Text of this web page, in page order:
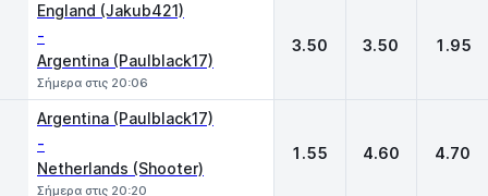
England (Jakub421)
-
Argentina (Paulblack17)
Σήμερα στις 20:06
3.50 3.50 1.95
Argentina (Paulblack17)
-
Netherlands (Shooter)
Σήμερα στις 20:20
1.55 4.60 4.70